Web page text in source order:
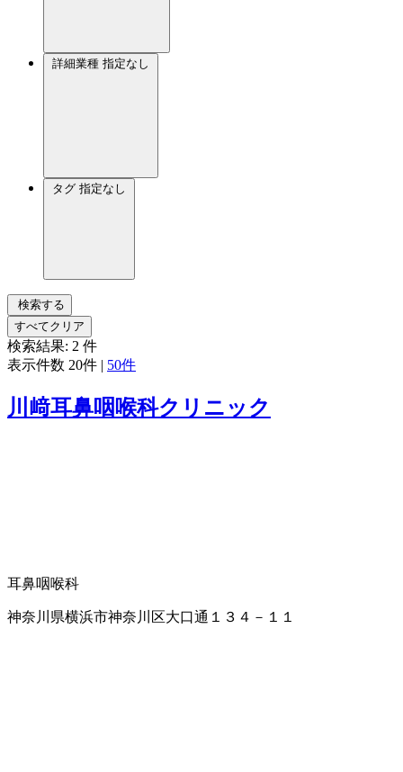
詳細業種 指定なし
タグ 指定なし
検索する
すべてクリア
検索結果: 2 件
表示件数 20件 | 50件
川﨑耳鼻咽喉科クリニック
耳鼻咽喉科
神奈川県横浜市神奈川区大口通１３４－１１